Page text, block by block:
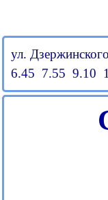
ул. Дзержинского
6.45 7.55 9.10